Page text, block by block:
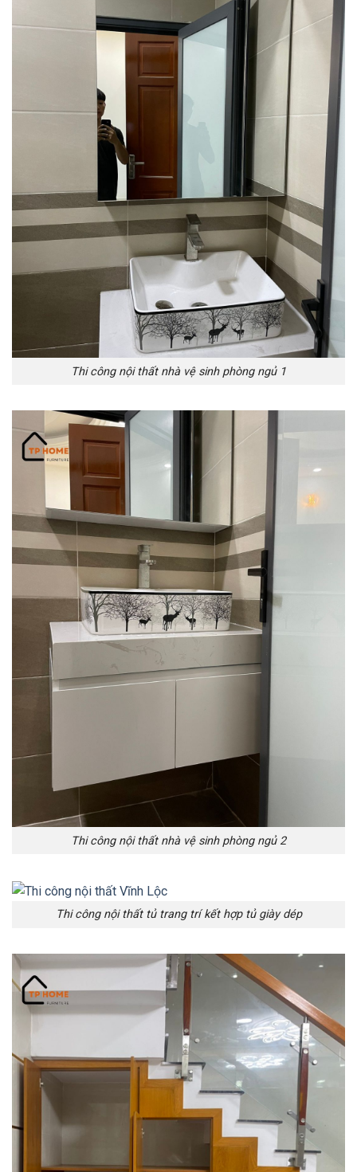
Thi công nội thất nhà vệ sinh phòng ngủ 1
Thi công nội thất nhà vệ sinh phòng ngủ 2
Thi công nội thất tủ trang trí kết hợp tủ giày dép